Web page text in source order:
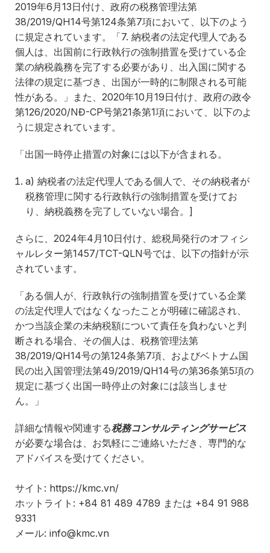
2019年6月13日付け、政府の税務管理法第
38/2019/QH14号第124条第7項において、以下のよう
に規定されています。「7. 納税者の法定代理人である
個人は、出国前に行政執行の強制措置を受けている企
業の納税義務を完了する必要があり、出入国に関する
法律の規定に基づき、出国が一時的に制限される可能
性がある。」また、2020年10月19日付け、政府の政令
第126/2020/NĐ-CP号第21条第1項において、以下のよ
うに規定されています。
「出国一時停止措置の対象には以下が含まれる。
a) 納税者の法定代理人である個人で、その納税者が
税務管理に関する行政執行の強制措置を受けてお
り、納税義務を完了していない場合。]
さらに、2024年4月10日付け、総税局発行のオフィシ
ャルレター第1457/TCT-QLN号では、以下の指針が示
されています。
「ある個人が、行政執行の強制措置を受けている企業
の法定代理人ではなくなったことが明確に確認され、
かつ当該企業の未納税額について責任を負わないと判
断される場合、その個人は、税務管理法第
38/2019/QH14号の第124条第7項、およびベトナム国
民の出入国管理法第49/2019/QH14号の第36条第5項の
規定に基づく出国一時停止の対象には該当しませ
ん。」
詳細な情報や関連する税務コンサルティングサービス
が必要な場合は、お気軽にご連絡いただき、専門的な
アドバイスを受けてください。
サイト: https://kmc.vn/
ホットライト: +84 81 489 4789 または +84 91 988
9331
メール: info@kmc.vn